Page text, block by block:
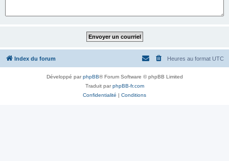
Index du forum Heures au format UTC
Développé parphpBB® Forum Software © phpBB Limited
Traduit parphpBB-fr.com
Confidentialité | Conditions